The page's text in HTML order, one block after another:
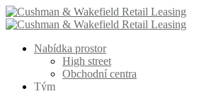
Nabídka prostor
High street
Obchodní centra
Tým